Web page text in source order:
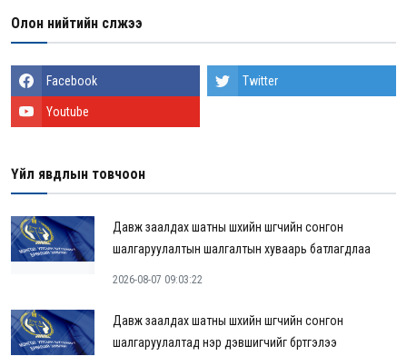
Олон нийтийн сүлжээ
Facebook Twitter
Youtube
Үйл явдлын товчоон
Давж заалдах шатны шүүхийн шүүгчийн сонгон
шалгаруулалтын шалгалтын хуваарь батлагдлаа
2026-08-07 09:03:22
Давж заалдах шатны шүүхийн шүүгчийн сонгон
шалгаруулалтад нэр дэвшигчийг бүртгэлээ